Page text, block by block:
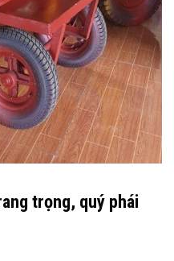
trọng, quý phái